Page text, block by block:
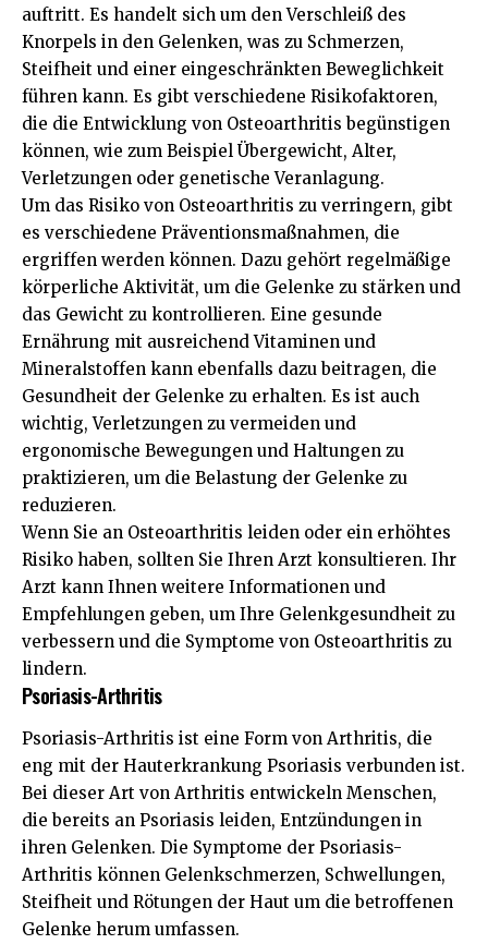
auftritt. Es handelt sich um den Verschleiß des
Knorpels in den Gelenken, was zu Schmerzen,
Steifheit und einer eingeschränkten Beweglichkeit
führen kann. Es gibt verschiedene Risikofaktoren,
die die Entwicklung von Osteoarthritis begünstigen
können, wie zum Beispiel Übergewicht, Alter,
Verletzungen oder genetische Veranlagung.
Um das Risiko von Osteoarthritis zu verringern, gibt
es verschiedene Präventionsmaßnahmen, die
ergriffen werden können. Dazu gehört regelmäßige
körperliche Aktivität, um die Gelenke zu stärken und
das Gewicht zu kontrollieren. Eine gesunde
Ernährung mit ausreichend Vitaminen und
Mineralstoffen kann ebenfalls dazu beitragen, die
Gesundheit der Gelenke zu erhalten. Es ist auch
wichtig, Verletzungen zu vermeiden und
ergonomische Bewegungen und Haltungen zu
praktizieren, um die Belastung der Gelenke zu
reduzieren.
Wenn Sie an Osteoarthritis leiden oder ein erhöhtes
Risiko haben, sollten Sie Ihren Arzt konsultieren. Ihr
Arzt kann Ihnen weitere Informationen und
Empfehlungen geben, um Ihre Gelenkgesundheit zu
verbessern und die Symptome von Osteoarthritis zu
lindern.
Psoriasis-Arthritis
Psoriasis-Arthritis ist eine Form von Arthritis, die
eng mit der Hauterkrankung Psoriasis verbunden ist.
Bei dieser Art von Arthritis entwickeln Menschen,
die bereits an Psoriasis leiden, Entzündungen in
ihren Gelenken. Die Symptome der Psoriasis-
Arthritis können Gelenkschmerzen, Schwellungen,
Steifheit und Rötungen der Haut um die betroffenen
Gelenke herum umfassen.